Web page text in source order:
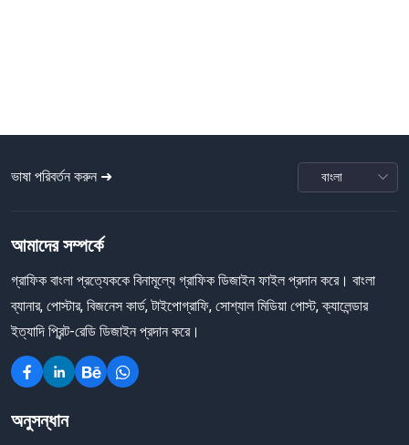
ভাষা পরিবর্তন করুন ➜
আমাদের সম্পর্কে
গ্রাফিক বাংলা প্রত্যেককে বিনামূল্যে গ্রাফিক ডিজাইন ফাইল প্রদান করে। বাংলা
ব্যানার, পোস্টার, বিজনেস কার্ড, টাইপোগ্রাফি, সোশ্যাল মিডিয়া পোস্ট, ক্যালেন্ডার
ইত্যাদি প্রিন্ট-রেডি ডিজাইন প্রদান করে।
অনুসন্ধান